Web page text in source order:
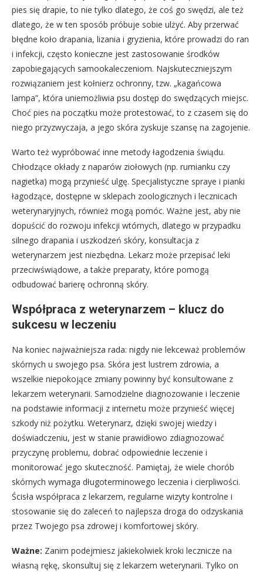
pies się drapie, to nie tylko dlatego, że coś go swędzi, ale też
dlatego, że w ten sposób próbuje sobie ulżyć. Aby przerwać
błędne koło drapania, lizania i gryzienia, które prowadzi do ran
i infekcji, często konieczne jest zastosowanie środków
zapobiegających samookaleczeniom. Najskuteczniejszym
rozwiązaniem jest kołnierz ochronny, tzw. „kagańcowa
lampa”, która uniemożliwia psu dostęp do swędzących miejsc.
Choć pies na początku może protestować, to z czasem się do
niego przyzwyczaja, a jego skóra zyskuje szansę na zagojenie.
Warto też wypróbować inne metody łagodzenia świądu.
Chłodzące okłady z naparów ziołowych (np. rumianku czy
nagietka) mogą przynieść ulgę. Specjalistyczne spraye i pianki
łagodzące, dostępne w sklepach zoologicznych i lecznicach
weterynaryjnych, również mogą pomóc. Ważne jest, aby nie
dopuścić do rozwoju infekcji wtórnych, dlatego w przypadku
silnego drapania i uszkodzeń skóry, konsultacja z
weterynarzem jest niezbędna. Lekarz może przepisać leki
przeciwświądowe, a także preparaty, które pomogą
odbudować barierę ochronną skóry.
Współpraca z weterynarzem – klucz do
sukcesu w leczeniu
Na koniec najważniejsza rada: nigdy nie lekceważ problemów
skórnych u swojego psa. Skóra jest lustrem zdrowia, a
wszelkie niepokojące zmiany powinny być konsultowane z
lekarzem weterynarii. Samodzielne diagnozowanie i leczenie
na podstawie informacji z internetu może przynieść więcej
szkody niż pożytku. Weterynarz, dzięki swojej wiedzy i
doświadczeniu, jest w stanie prawidłowo zdiagnozować
przyczynę problemu, dobrać odpowiednie leczenie i
monitorować jego skuteczność. Pamiętaj, że wiele chorób
skórnych wymaga długoterminowego leczenia i cierpliwości.
Ścisła współpraca z lekarzem, regularne wizyty kontrolne i
stosowanie się do zaleceń to najlepsza droga do odzyskania
przez Twojego psa zdrowej i komfortowej skóry.
Ważne: Zanim podejmiesz jakiekolwiek kroki lecznicze na
własną rękę, skonsultuj się z lekarzem weterynarii. Tylko on